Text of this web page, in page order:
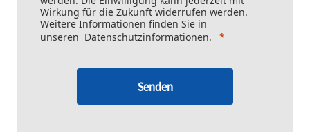
Wirkung für die Zukunft widerrufen werden.
Weitere Informationen finden Sie in
unseren Datenschutzinformationen.
Senden